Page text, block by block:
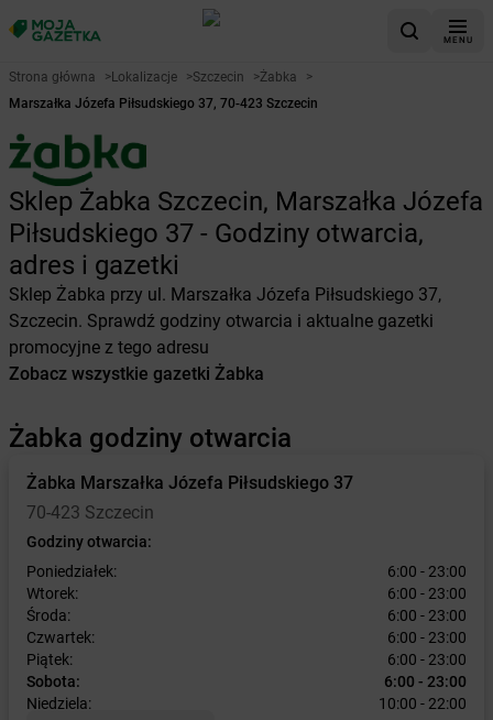
MENU
Strona główna >Lokalizacje >Szczecin >Żabka
>
Marszałka Józefa Piłsudskiego 37, 70-423 Szczecin
Sklep Żabka Szczecin, Marszałka Józefa
Piłsudskiego 37 - Godziny otwarcia,
adres i gazetki
Sklep Żabka przy ul. Marszałka Józefa Piłsudskiego 37,
Szczecin. Sprawdź godziny otwarcia i aktualne gazetki
promocyjne z tego adresu
Zobacz wszystkie gazetki Żabka
Żabka godziny otwarcia
Żabka Marszałka Józefa Piłsudskiego 37
70-423 Szczecin
Godziny otwarcia:
Poniedziałek:
6:00 - 23:00
Wtorek:
6:00 - 23:00
Środa:
6:00 - 23:00
Czwartek:
6:00 - 23:00
Piątek:
6:00 - 23:00
Sobota:
6:00 - 23:00
Niedziela:
10:00 - 22:00